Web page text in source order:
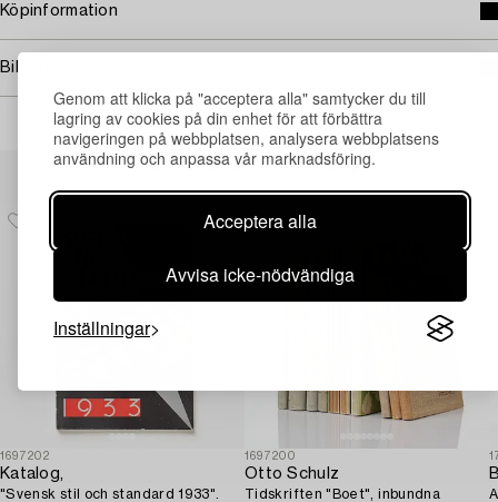
Genom att klicka på "acceptera alla" samtycker du till
lagring av cookies på din enhet för att förbättra
navigeringen på webbplatsen, analysera webbplatsens
användning och anpassa vår marknadsföring.
Acceptera alla
Avvisa icke-nödvändiga
Inställningar
Köpinformation
Bildrättigheter
Andra har även tittat på
1697202
Katalog,
"Svensk stil och standard 1933".
1697200
Otto Schulz
Tidskriften "Boet", inbundna